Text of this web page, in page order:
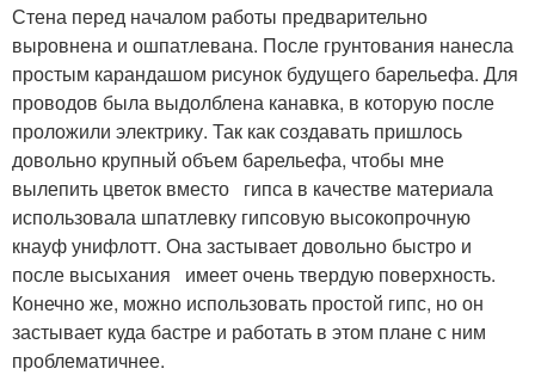
Стена перед началом работы предварительно
выровнена и ошпатлевана. После грунтования нанесла
простым карандашом рисунок будущего барельефа. Для
проводов была выдолблена канавка, в которую после
проложили электрику. Так как создавать пришлось
довольно крупный объем барельефа, чтобы мне
вылепить цветок вместо гипса в качестве материала
использовала шпатлевку гипсовую высокопрочную
кнауф унифлотт. Она застывает довольно быстро и
после высыхания имеет очень твердую поверхность.
Конечно же, можно использовать простой гипс, но он
застывает куда бастре и работать в этом плане с ним
проблематичнее.